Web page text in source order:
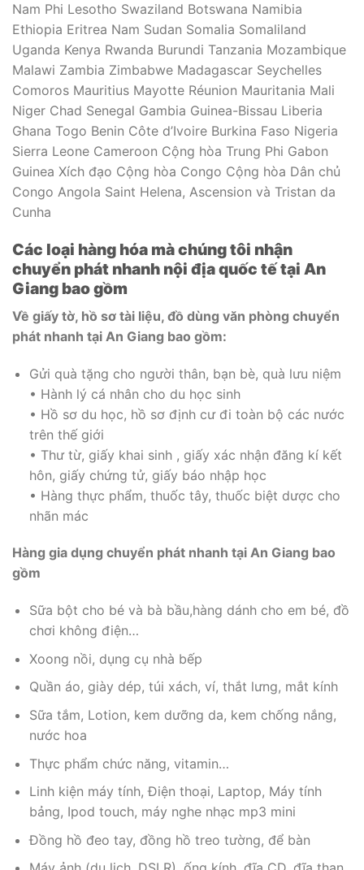
Nam Phi Lesotho Swaziland Botswana Namibia
Ethiopia Eritrea Nam Sudan Somalia Somaliland
Uganda Kenya Rwanda Burundi Tanzania Mozambique
Malawi Zambia Zimbabwe Madagascar Seychelles
Comoros Mauritius Mayotte Réunion Mauritania Mali
Niger Chad Senegal Gambia Guinea-Bissau Liberia
Ghana Togo Benin Côte d’Ivoire Burkina Faso Nigeria
Sierra Leone Cameroon Cộng hòa Trung Phi Gabon
Guinea Xích đạo Cộng hòa Congo Cộng hòa Dân chủ
Congo Angola Saint Helena, Ascension và Tristan da
Cunha
Các loại hàng hóa mà chúng tôi nhận
chuyển phát nhanh nội địa quốc tế tại An
Giang bao gồm
Về giấy tờ, hồ sơ tài liệu, đồ dùng văn phòng chuyển
phát nhanh tại An Giang bao gồm:
Gửi quà tặng cho người thân, bạn bè, quà lưu niệm
• Hành lý cá nhân cho du học sinh
• Hồ sơ du học, hồ sơ định cư đi toàn bộ các nước
trên thế giới
• Thư từ, giấy khai sinh , giấy xác nhận đăng kí kết
hôn, giấy chứng tử, giấy báo nhập học
• Hàng thực phẩm, thuốc tây, thuốc biệt dược cho
nhãn mác
Hàng gia dụng chuyển phát nhanh tại An Giang bao
gồm
Sữa bột cho bé và bà bầu,hàng dánh cho em bé, đồ
chơi không điện…
Xoong nồi, dụng cụ nhà bếp
Quần áo, giày dép, túi xách, ví, thắt lưng, mắt kính
Sữa tắm, Lotion, kem dưỡng da, kem chống nắng,
nước hoa
Thực phẩm chức năng, vitamin…
Linh kiện máy tính, Điện thoại, Laptop, Máy tính
bảng, Ipod touch, máy nghe nhạc mp3 mini
Đồng hồ đeo tay, đồng hồ treo tường, để bàn